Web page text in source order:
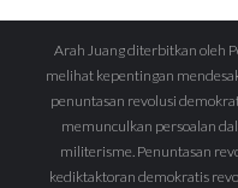
Arah Juang diterbitkan oleh
melihat kepentingan
penuntasan revolusi
memunculkan persoalan
militerisme. Penuntasan
kediktaktoran demokratis